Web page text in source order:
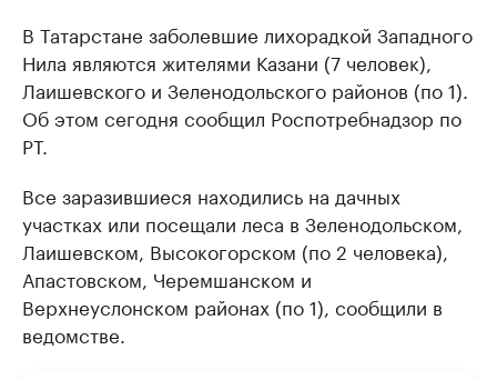
В Татарстане заболевшие лихорадкой Западного
Нила являются жителями Казани (7 человек),
Лаишевского и Зеленодольского районов (по 1).
Об этом сегодня сообщил Роспотребнадзор по
РТ.
Все заразившиеся находились на дачных
участках или посещали леса в Зеленодольском,
Лаишевском, Высокогорском (по 2 человека),
Апастовском, Черемшанском и
Верхнеуслонском районах (по 1), сообщили в
ведомстве.